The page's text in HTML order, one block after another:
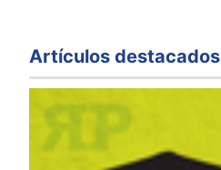
Artículos destacados